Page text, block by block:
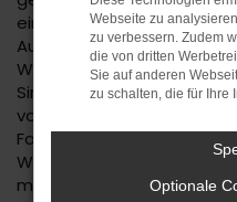
einem Klassiker.
Ausstattungslevel sowie
Wenn Sie Ihren Kia
Sindelfingen im Autohaus
von unseren hohen
Fahrzeug unterläuft vor
Wir sind erst dann
mehr existieren und
Webseite zu
zu verbessern. Zudem
die von dritten
Sie auf anderen
zu schalten, die für Ihre
Optionale